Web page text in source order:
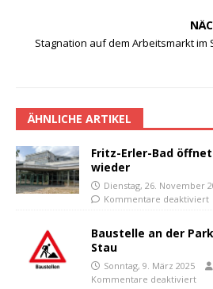
Stagnation auf dem Arbeitsmarkt im
ÄHNLICHE ARTIKEL
Fritz-Erler-Bad
wieder
Dienstag, 26. November
Kommentare deaktiviert
Baustelle an der
Stau
Sonntag, 9. März 2025
Kommentare deaktiviert